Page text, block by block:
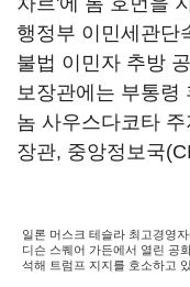
행정부 이민세관단
불법 이민자 추방
보장관에는 부통령
놈 사우스다코타
장관, 중앙정보국
일론 머스크 테슬라 최고경영
디슨 스퀘어 가든에서 열린 공
석해 트럼프 지지를 호소하고